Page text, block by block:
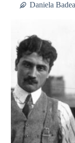
Daniela Badea